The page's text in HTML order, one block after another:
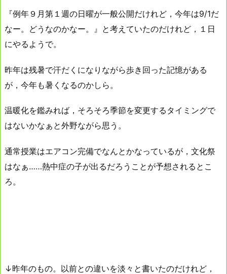
『例年９月第１週の日曜が一般公開だけれど，今年は9/1だ
なー。どうなのかなー。』と考えていたのだけれど，１日
にやるようで。
昨年は残暑で汗だくになりながら歩き回った記憶がある
が，今年も暑くなるのかしら。
温暖化を鑑みれば，そろそろ季節を変更するタイミングで
はないかなぁと外野ながら思う。
通常授業はエアコン完備でなんとかなっているが，文化祭
はなぁ……熱中症の子が出るだろうことが予想されるとこ
ろ。
↓昨年のもの。以前との違いを淡々と書いたのだけれど，